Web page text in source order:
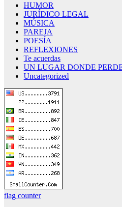
HUMOR
JURÍDICO LEGAL
MÚSICA
PAREJA
POESÍA
REFLEXIONES
Te acuerdas
UN LUGAR DONDE
Uncategorized
flag counter